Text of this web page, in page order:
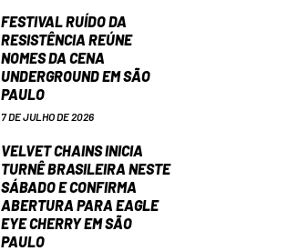
FESTIVAL RUÍDO DA
RESISTÊNCIA REÚNE
NOMES DA CENA
UNDERGROUND EM SÃO
PAULO
7 DE JULHO DE 2026
VELVET CHAINS INICIA
TURNÊ BRASILEIRA NESTE
SÁBADO E CONFIRMA
ABERTURA PARA EAGLE
EYE CHERRY EM SÃO
PAULO